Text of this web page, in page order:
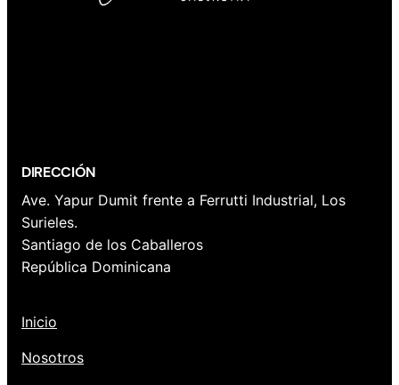
DIRECCIÓN
Ave. Yapur Dumit frente a Ferrutti Industrial, Los
Surieles.
Santiago de los Caballeros
República Dominicana
Inicio
Nosotros